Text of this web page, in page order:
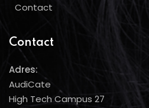
Contact
Contact
Adres:
AudiCate
High Tech Campus 27